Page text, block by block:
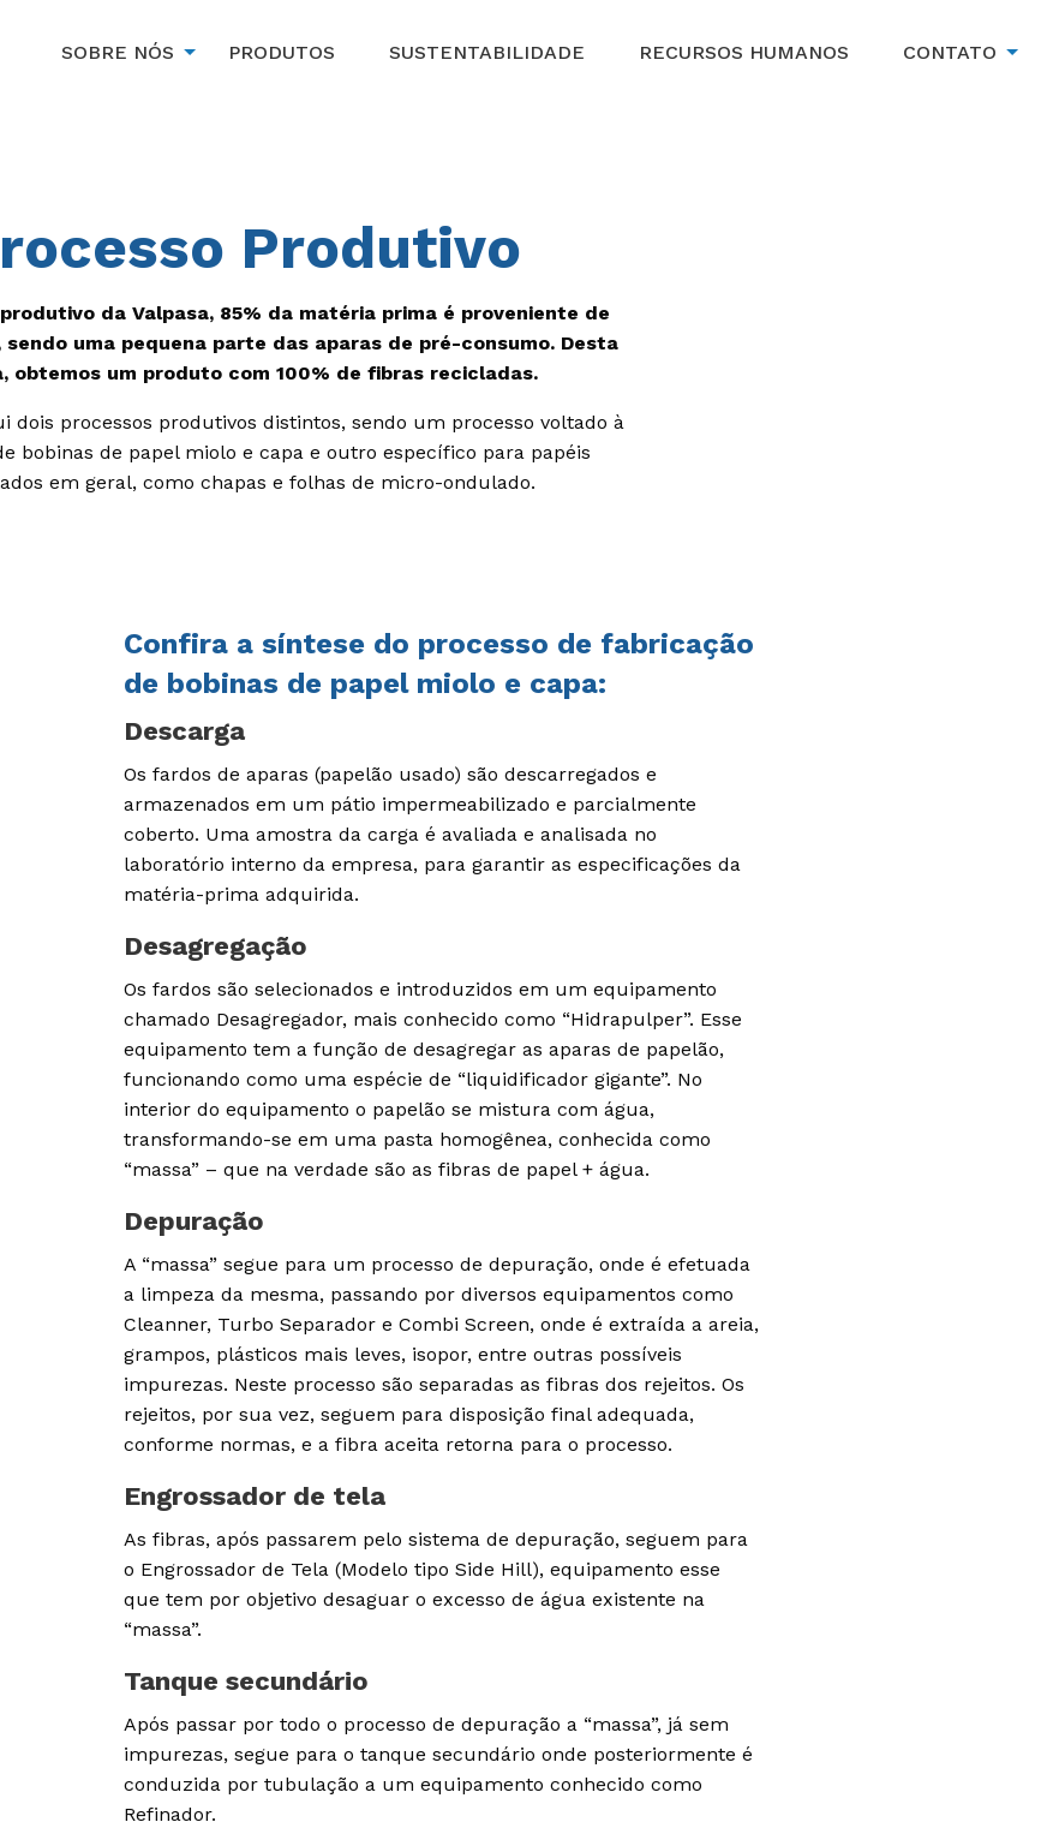
SOBRE NÓS PRODUTOS SUSTENTABILIDADE RECURSOS HUMANOS CONTATO
Produtivo
da Valpasa, 85% da matéria prima é proveniente de
sendo uma pequena parte das aparas de pré-consumo. Desta
obtemos um produto com 100% de fibras recicladas.
dois processos produtivos distintos, sendo um processo voltado à
bobinas de papel miolo e capa e outro específico para papéis
em geral, como chapas e folhas de micro-ondulado.
Confira a síntese do processo de fabricação
de bobinas de papel miolo e capa:
Descarga
Os fardos de aparas (papelão usado) são descarregados e
armazenados em um pátio impermeabilizado e parcialmente
coberto. Uma amostra da carga é avaliada e analisada no
laboratório interno da empresa, para garantir as especificações da
matéria-prima adquirida.
Desagregação
Os fardos são selecionados e introduzidos em um equipamento
chamado Desagregador, mais conhecido como “Hidrapulper”. Esse
equipamento tem a função de desagregar as aparas de papelão,
funcionando como uma espécie de “liquidificador gigante”. No
interior do equipamento o papelão se mistura com água,
transformando-se em uma pasta homogênea, conhecida como
“massa” – que na verdade são as fibras de papel + água.
Depuração
A “massa” segue para um processo de depuração, onde é efetuada
a limpeza da mesma, passando por diversos equipamentos como
Cleanner, Turbo Separador e Combi Screen, onde é extraída a areia,
grampos, plásticos mais leves, isopor, entre outras possíveis
impurezas. Neste processo são separadas as fibras dos rejeitos. Os
rejeitos, por sua vez, seguem para disposição final adequada,
conforme normas, e a fibra aceita retorna para o processo.
Engrossador de tela
As fibras, após passarem pelo sistema de depuração, seguem para
o Engrossador de Tela (Modelo tipo Side Hill), equipamento esse
que tem por objetivo desaguar o excesso de água existente na
“massa”.
Tanque secundário
Após passar por todo o processo de depuração a “massa”, já sem
impurezas, segue para o tanque secundário onde posteriormente é
conduzida por tubulação a um equipamento conhecido como
Refinador.